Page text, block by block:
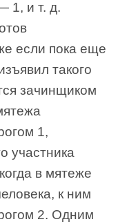
1, и т. д.
если пока еще
такого
зачинщиком
1,
участника
в мятеже
к ним
2. Одним